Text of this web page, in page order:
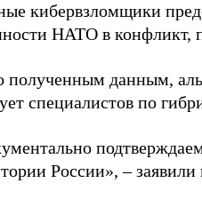
кибервзломщики
НАТО в конфликт,
полученным данным,
специалистов по
России», –